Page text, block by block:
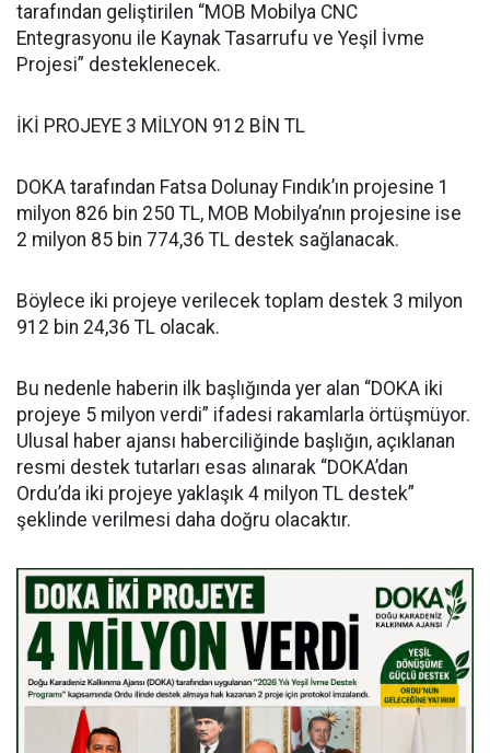
tarafından geliştirilen “MOB Mobilya CNC
Entegrasyonu ile Kaynak Tasarrufu ve Yeşil İvme
Projesi” desteklenecek.
İKİ PROJEYE 3 MİLYON 912 BİN TL
DOKA tarafından Fatsa Dolunay Fındık’ın projesine 1
milyon 826 bin 250 TL, MOB Mobilya’nın projesine ise
2 milyon 85 bin 774,36 TL destek sağlanacak.
Böylece iki projeye verilecek toplam destek 3 milyon
912 bin 24,36 TL olacak.
Bu nedenle haberin ilk başlığında yer alan “DOKA iki
projeye 5 milyon verdi” ifadesi rakamlarla örtüşmüyor.
Ulusal haber ajansı haberciliğinde başlığın, açıklanan
resmi destek tutarları esas alınarak “DOKA’dan
Ordu’da iki projeye yaklaşık 4 milyon TL destek”
şeklinde verilmesi daha doğru olacaktır.